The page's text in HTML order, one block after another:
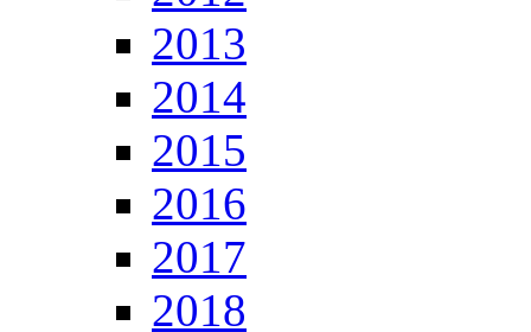
2013
2014
2015
2016
2017
2018